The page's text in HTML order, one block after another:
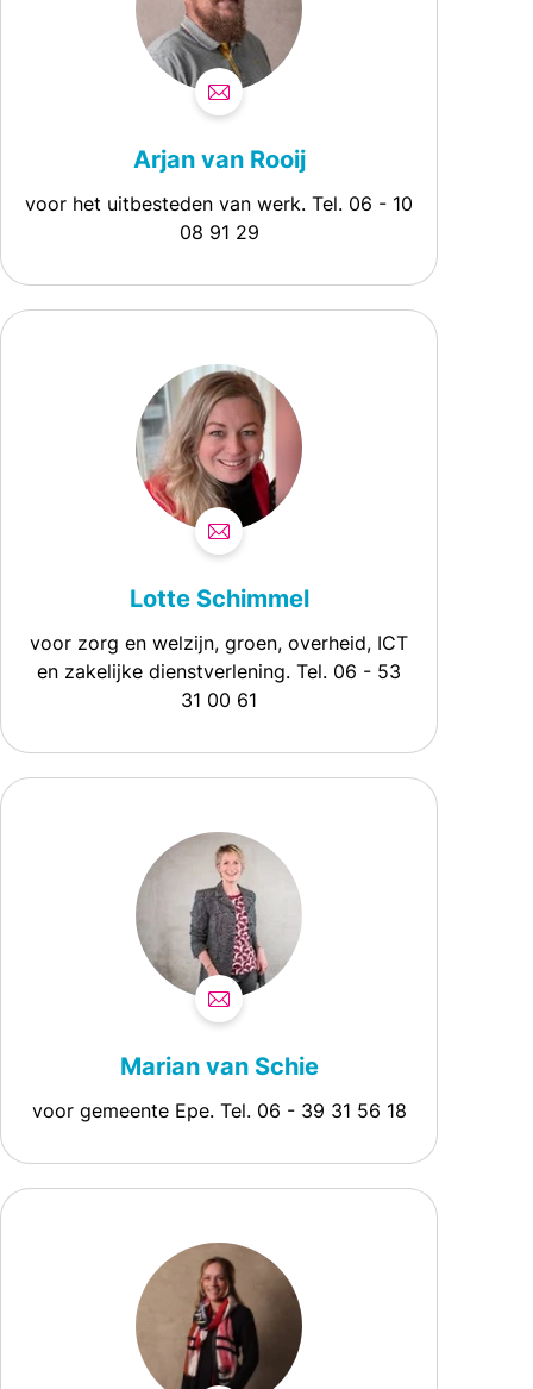
Arjan van Rooij
voor het uitbesteden van werk. Tel. 06 - 10
08 91 29
Lotte Schimmel
voor zorg en welzijn, groen, overheid, ICT
en zakelijke dienstverlening. Tel. 06 - 53
31 00 61
Marian van Schie
voor gemeente Epe. Tel. 06 - 39 31 56 18